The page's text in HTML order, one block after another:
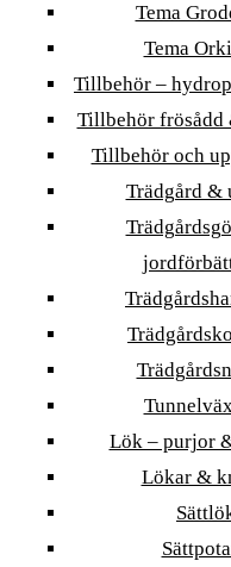
Tema
Tema
Tillbehör –
Tillbehör frösådd
Tillbehör och
Trädgård &
Lök – purjor
Lökar &